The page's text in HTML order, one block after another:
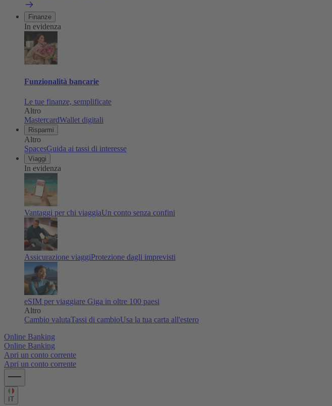
Finanze
In evidenza
Funzionalità bancarie
Le tue finanze, semplificate
Altro
MastercardWallet digitali
Risparmi
Altro
SpacesGuida ai tassi di interesse
Viaggi
In evidenza
Vantaggi per chi viaggiaUn conto senza confini
Assicurazione viaggiProtezione dagli imprevisti
eSIM per viaggiare Giga in oltre 100 paesi
Altro
Cambio valutaTassi di cambioUsa la tua carta all'estero
Online Banking
Online Banking
Apri un conto corrente
Apri un conto corrente
IT